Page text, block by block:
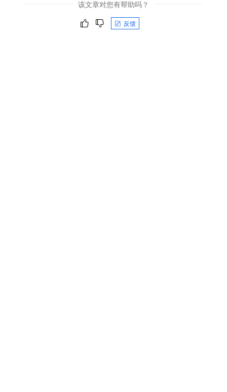
该文章对您有帮助吗？
反馈